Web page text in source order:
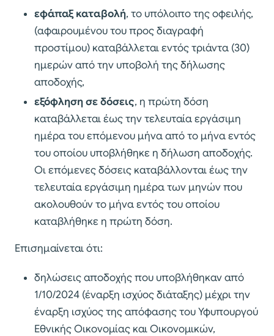
εφάπαξ καταβολή, το υπόλοιπο της οφειλής,
(αφαιρουμένου του προς διαγραφή
προστίμου) καταβάλλεται εντός τριάντα (30)
ημερών από την υποβολή της δήλωσης
αποδοχής,
εξόφληση σε δόσεις, η πρώτη δόση
καταβάλλεται έως την τελευταία εργάσιμη
ημέρα του επόμενου μήνα από το μήνα εντός
του οποίου υποβλήθηκε η δήλωση αποδοχής.
Οι επόμενες δόσεις καταβάλλονται έως την
τελευταία εργάσιμη ημέρα των μηνών που
ακολουθούν το μήνα εντός του οποίου
καταβλήθηκε η πρώτη δόση.
Επισημαίνεται ότι:
δηλώσεις αποδοχής που υποβλήθηκαν από
1/10/2024 (έναρξη ισχύος διάταξης) μέχρι την
έναρξη ισχύος της απόφασης του Υφυπουργού
Εθνικής Οικονομίας και Οικονομικών,